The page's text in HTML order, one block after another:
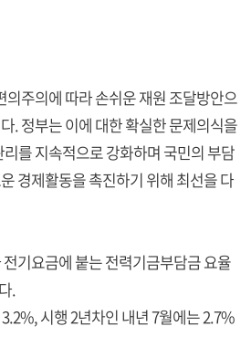
주의에 따라 손쉬운 재원 조달방안으
. 정부는 이에 대한 확실한 문제의식을
를 지속적으로 강화하며 국민의 부담
경제활동을 촉진하기 위해 최선을 다
기요금에 붙는 전력기금부담금 요율
.
시행 2년차인 내년 7월에는 2.7%